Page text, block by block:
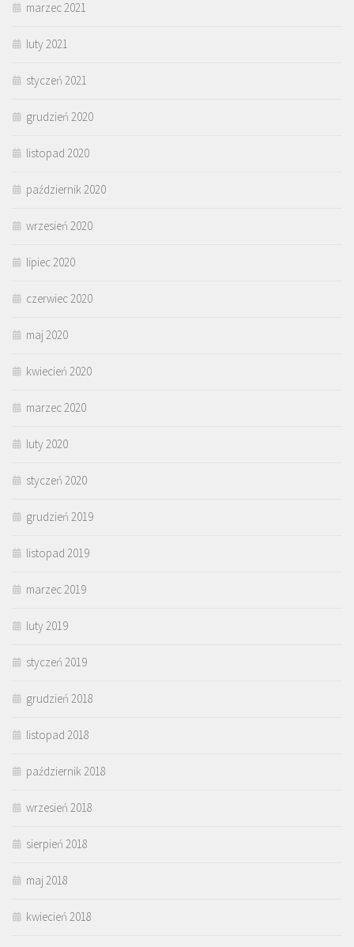
marzec 2021
luty 2021
styczeń 2021
grudzień 2020
listopad 2020
październik 2020
wrzesień 2020
lipiec 2020
czerwiec 2020
maj 2020
kwiecień 2020
marzec 2020
luty 2020
styczeń 2020
grudzień 2019
listopad 2019
marzec 2019
luty 2019
styczeń 2019
grudzień 2018
listopad 2018
październik 2018
wrzesień 2018
sierpień 2018
maj 2018
kwiecień 2018